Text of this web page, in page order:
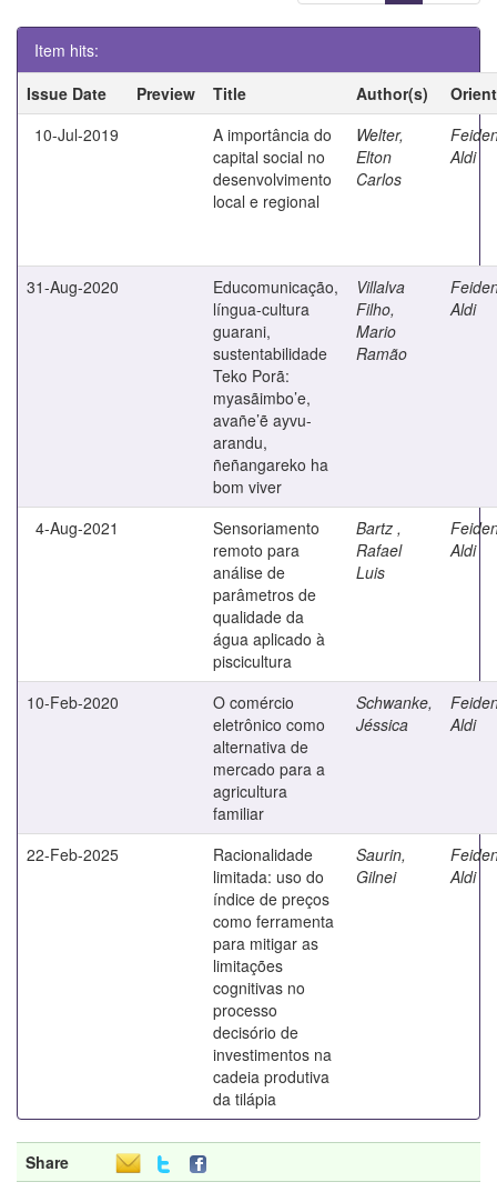
Item hits:
Issue Date
Preview Title Author(s)
10-Jul-2019
A importância do
capital social no
desenvolvimento
local e regional
Welter,
Elton
Carlos
Aldi
31-Aug-2020
Educomunicação,
língua-cultura
guarani,
sustentabilidade
Teko Porã:
myasãimbo’e,
avañe’ẽ ayvu-
arandu,
ñeñangareko ha
bom viver
Villalva
Filho,
Mario
Ramão
Aldi
4-Aug-2021
Sensoriamento
remoto para
análise de
parâmetros de
qualidade da
água aplicado à
piscicultura
Bartz ,
Rafael
Luis
Aldi
10-Feb-2020
O comércio
eletrônico como
alternativa de
mercado para a
agricultura
familiar
Schwanke,
Jéssica
Aldi
22-Feb-2025
Racionalidade
limitada: uso do
índice de preços
como ferramenta
para mitigar as
limitações
cognitivas no
processo
decisório de
investimentos na
cadeia produtiva
da tilápia
Saurin,
Gilnei
Aldi
Share